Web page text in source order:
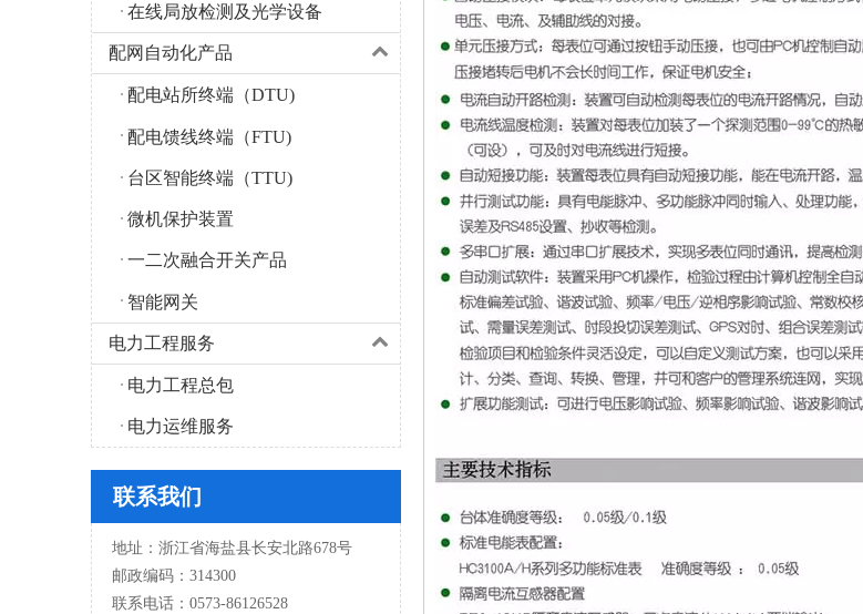
在线局放检测及光学设备
配网自动化产品
配电站所终端（DTU)
配电馈线终端（FTU)
台区智能终端（TTU)
微机保护装置
一二次融合开关产品
智能网关
电力工程服务
电力工程总包
电力运维服务
联系我们
地址：浙江省海盐县长安北路678号
邮政编码：314300
联系电话：0573-86126528